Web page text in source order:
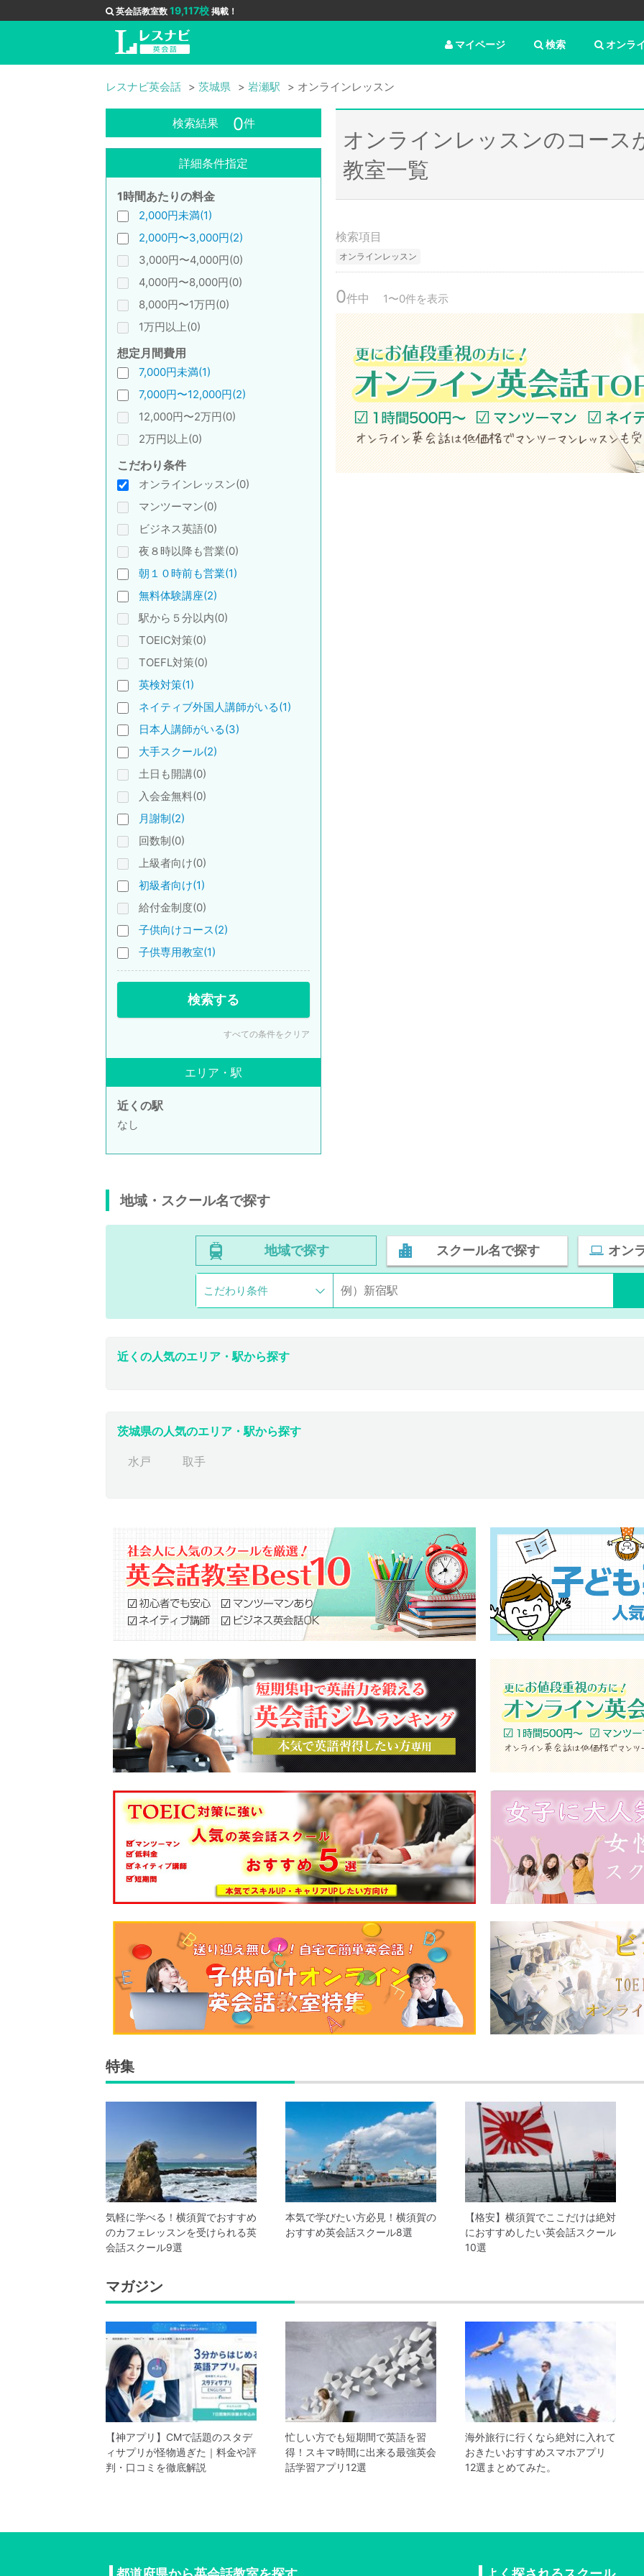
英会話教室数 19,117校 掲載！
オンラ
検索
マイページ
レスナビ英会話 茨城県 岩瀬駅 オンラインレッスン
検索結果 0件
詳細条件指定
1時間あたりの料金
2,000円未満(1)
2,000円〜3,000円(2)
3,000円〜4,000円(0)
4,000円〜8,000円(0)
8,000円〜1万円(0)
1万円以上(0)
想定月間費用
7,000円未満(1)
7,000円〜12,000円(2)
12,000円〜2万円(0)
2万円以上(0)
こだわり条件
オンラインレッスン(0)
マンツーマン(0)
ビジネス英語(0)
夜８時以降も営業(0)
朝１０時前も営業(1)
無料体験講座(2)
駅から５分以内(0)
TOEIC対策(0)
TOEFL対策(0)
英検対策(1)
ネイティブ外国人講師がいる(1)
日本人講師がいる(3)
大手スクール(2)
土日も開講(0)
入会金無料(0)
月謝制(2)
回数制(0)
上級者向け(0)
初級者向け(1)
給付金制度(0)
子供向けコース(2)
子供専用教室(1)
検索する
すべての条件をクリア
エリア・駅
近くの駅
なし
オンラインレッスンのコース
教室一覧
検索項目
オンラインレッスン
0件中 1〜0件を表示
地域・スクール名で探す
地域で探す スクール名で探す オン
こだわり条件
近くの人気のエリア・駅から探す
茨城県の人気のエリア・駅から探す
水戸 取手
特集
気軽に学べる！横須賀でおすすめ
のカフェレッスンを受けられる英
会話スクール9選
本気で学びたい方必見！横須賀の
おすすめ英会話スクール8選
【格安】横須賀でここだけは絶対
におすすめしたい英会話スクール
10選
マガジン
【神アプリ】CMで話題のスタデ
ィサプリが怪物過ぎた｜料金や評
判・口コミを徹底解説
忙しい方でも短期間で英語を習
得！スキマ時間に出来る最強英会
話学習アプリ12選
海外旅行に行くなら絶対に入れて
おきたいおすすめスマホアプリ
12選まとめてみた。